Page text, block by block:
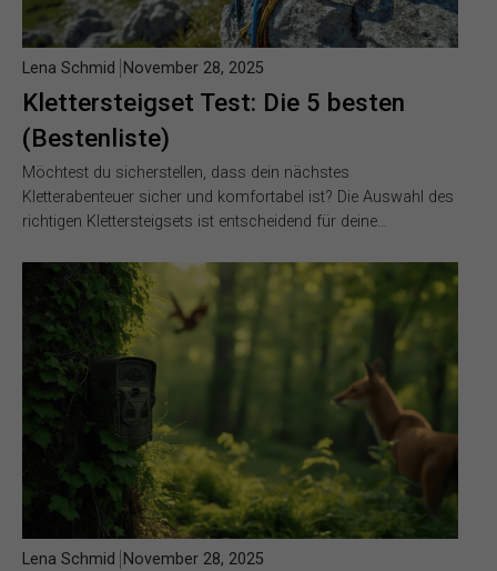
Klettersteigset Test: Die 5 besten
(Bestenliste)
Lena Schmid November 28, 2025
Möchtest du sicherstellen, dass dein nächstes
Kletterabenteuer sicher und komfortabel ist? Die Auswahl des
richtigen Klettersteigsets ist entscheidend für deine…
Lena Schmid November 28, 2025